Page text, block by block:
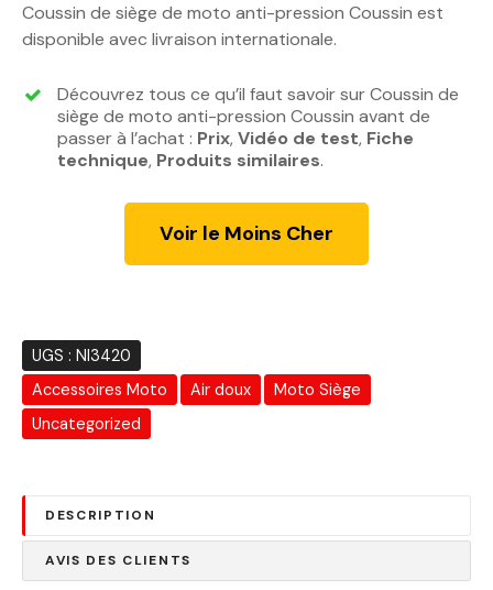
Coussin de siège de moto anti-pression Coussin est
disponible avec livraison internationale.
Découvrez tous ce qu’il faut savoir sur Coussin de
siège de moto anti-pression Coussin avant de
passer à l’achat : Prix, Vidéo de test, Fiche
technique, Produits similaires.
Voir le Moins Cher
UGS : NI3420
Accessoires Moto
Air doux
Moto Siège
Uncategorized
DESCRIPTION
AVIS DES CLIENTS